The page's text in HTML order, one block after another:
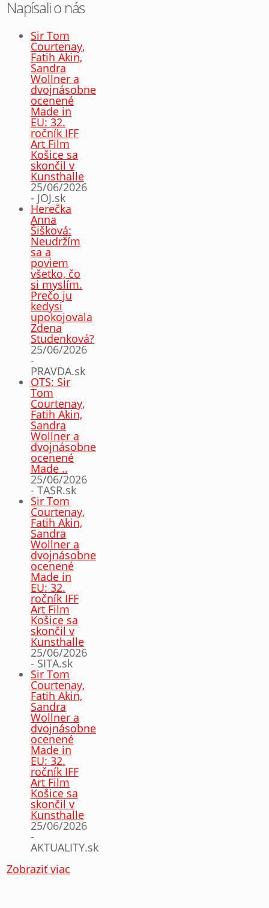
Napísali o nás
Sir Tom
Courtenay,
Fatih Akin,
Sandra
Wollner a
dvojnásobne
ocenené
Made in
EU: 32.
ročník IFF
Art Film
Košice sa
skončil v
Kunsthalle
25/06/2026
- JOJ.sk
Herečka
Anna
Šišková:
Neudržím
sa a
poviem
všetko, čo
si myslím.
Prečo ju
kedysi
upokojovala
Zdena
Studenková?
25/06/2026
-
PRAVDA.sk
OTS: Sir
Tom
Courtenay,
Fatih Akin,
Sandra
Wollner a
dvojnásobne
ocenené
Made ..
25/06/2026
- TASR.sk
Sir Tom
Courtenay,
Fatih Akin,
Sandra
Wollner a
dvojnásobne
ocenené
Made in
EU: 32.
ročník IFF
Art Film
Košice sa
skončil v
Kunsthalle
25/06/2026
- SITA.sk
Sir Tom
Courtenay,
Fatih Akin,
Sandra
Wollner a
dvojnásobne
ocenené
Made in
EU: 32.
ročník IFF
Art Film
Košice sa
skončil v
Kunsthalle
25/06/2026
-
AKTUALITY.sk
Zobraziť viac